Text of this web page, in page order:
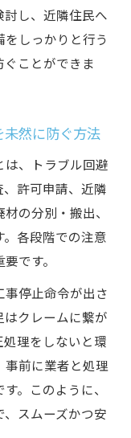
対策と現場管
て方のコツ
り比較時の注
工事の要因一
ための実践的
造別の考え方
依頼の違い
スクと注意ポ
心ポイントと
し、近隣住民へ
しっかりと行う
ことができま
然に防ぐ方法
、トラブル回避
許可申請、近隣
の分別・搬出、
各段階での注意
です。
停止命令が出さ
クレームに繋が
理をしないと環
事前に業者と処理
。このように、
スムーズかつ安